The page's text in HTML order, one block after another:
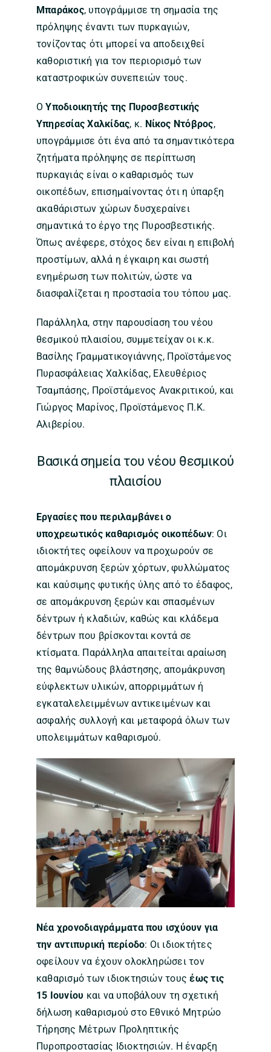
Μπαράκος, υπογράμμισε τη σημασία της
πρόληψης έναντι των πυρκαγιών,
τονίζοντας ότι μπορεί να αποδειχθεί
καθοριστική για τον περιορισμό των
καταστροφικών συνεπειών τους.
Ο Υποδιοικητής της Πυροσβεστικής
Υπηρεσίας Χαλκίδας, κ. Νίκος Ντόβρος,
υπογράμμισε ότι ένα από τα σημαντικότερα
ζητήματα πρόληψης σε περίπτωση
πυρκαγιάς είναι ο καθαρισμός των
οικοπέδων, επισημαίνοντας ότι η ύπαρξη
ακαθάριστων χώρων δυσχεραίνει
σημαντικά το έργο της Πυροσβεστικής.
Όπως ανέφερε, στόχος δεν είναι η επιβολή
προστίμων, αλλά η έγκαιρη και σωστή
ενημέρωση των πολιτών, ώστε να
διασφαλίζεται η προστασία του τόπου μας.
Παράλληλα, στην παρουσίαση του νέου
θεσμικού πλαισίου, συμμετείχαν οι κ.κ.
Βασίλης Γραμματικογιάννης, Προϊστάμενος
Πυρασφάλειας Χαλκίδας, Ελευθέριος
Τσαμπάσης, Προϊστάμενος Ανακριτικού, και
Γιώργος Μαρίνος, Προϊστάμενος Π.Κ.
Αλιβερίου.
Βασικά σημεία του νέου θεσμικού
πλαισίου
Εργασίες που περιλαμβάνει ο
υποχρεωτικός καθαρισμός οικοπέδων: Οι
ιδιοκτήτες οφείλουν να προχωρούν σε
απομάκρυνση ξερών χόρτων, φυλλώματος
και καύσιμης φυτικής ύλης από το έδαφος,
σε απομάκρυνση ξερών και σπασμένων
δέντρων ή κλαδιών, καθώς και κλάδεμα
δέντρων που βρίσκονται κοντά σε
κτίσματα. Παράλληλα απαιτείται αραίωση
της θαμνώδους βλάστησης, απομάκρυνση
εύφλεκτων υλικών, απορριμμάτων ή
εγκαταλελειμμένων αντικειμένων και
ασφαλής συλλογή και μεταφορά όλων των
υπολειμμάτων καθαρισμού.
Νέα χρονοδιαγράμματα που ισχύουν για
την αντιπυρική περίοδο: Οι ιδιοκτήτες
οφείλουν να έχουν ολοκληρώσει τον
καθαρισμό των ιδιοκτησιών τουςέως τις
15 Ιουνίου και να υποβάλουν τη σχετική
δήλωση καθαρισμού στο Εθνικό Μητρώο
Τήρησης Μέτρων Προληπτικής
Πυροπροστασίας Ιδιοκτησιών. Η έναρξη